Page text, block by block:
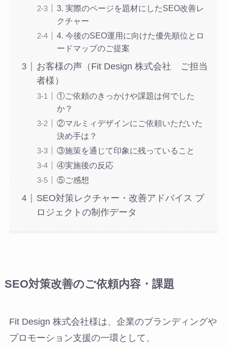
3. 実際のページを題材にしたSEO改善レ
クチャー
4. 今後のSEO運用に向けた優先順位とロ
ードマップのご提案
お客様の声（Fit Design 株式会社 ご担当
者様）
①ご依頼のきっかけや課題は何でした
か？
②マルミィデザインにご依頼いただいた
決め手は？
③施策を通じて印象に残っていること
④実施後の反応
⑤ご感想
SEO対策レクチャー・改善アドバイス プ
ロジェクトの制作データ
SEO対策改善のご依頼内容・課題
Fit Design 株式会社様は、企業のブランディングや
プロモーション支援の一環として、